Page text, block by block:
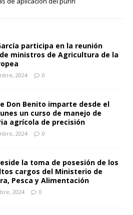
participa en la reunión
ministros de Agricultura de la
2024 0
Don Benito imparte desde el
un curso de manejo de
agrícola de precisión
2024 0
la toma de posesión de los
cargos del Ministerio de
Pesca y Alimentación
2024 0